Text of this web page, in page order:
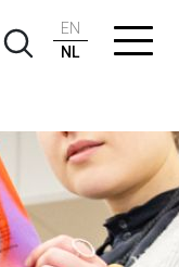
EN
NL